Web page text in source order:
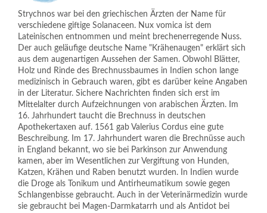
Strychnos war bei den griechischen Ärzten der Name für
verschiedene giftige Solanaceen. Nux vomica ist dem
Lateinischen entnommen und meint brechenerregende Nuss.
Der auch geläufige deutsche Name "Krähenaugen" erklärt sich
aus dem augenartigen Aussehen der Samen. Obwohl Blätter,
Holz und Rinde des Brechnussbaumes in Indien schon lange
medizinisch in Gebrauch waren, gibt es darüber keine Angaben
in der Literatur. Sichere Nachrichten finden sich erst im
Mittelalter durch Aufzeichnungen von arabischen Ärzten. Im
16. Jahrhundert taucht die Brechnuss in deutschen
Apothekertaxen auf. 1561 gab Valerius Cordus eine gute
Beschreibung. Im 17. Jahrhundert waren die Brechnüsse auch
in England bekannt, wo sie bei Parkinson zur Anwendung
kamen, aber im Wesentlichen zur Vergiftung von Hunden,
Katzen, Krähen und Raben benutzt wurden. In Indien wurde
die Droge als Tonikum und Antirheumatikum sowie gegen
Schlangenbisse gebraucht. Auch in der Veterinärmedizin wurde
sie gebraucht bei Magen-Darmkatarrh und als Antidot bei